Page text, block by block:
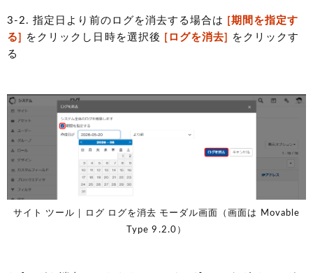
3-2. 指定日より前のログを消去する場合は
[期間を指定す
る]
をクリックし日時を選択後 [ログを消去]
をクリックす
る
サイト ツール｜ログ ログを消去 モーダル画面（画面は Movable
Type 9.2.0）